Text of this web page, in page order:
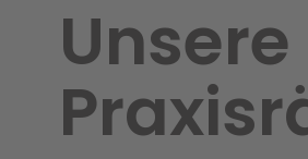
Unsere